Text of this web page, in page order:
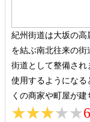
紀州街道は大坂の
を結ぶ南北往来の街
街道として整備され
使用するようになる
くの商家や町屋が建
★★★★★
★★★★★